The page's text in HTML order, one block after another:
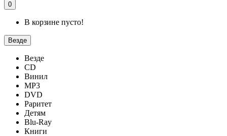
0
В корзине пусто!
Везде
Везде
CD
Винил
MP3
DVD
Раритет
Детям
Blu-Ray
Книги